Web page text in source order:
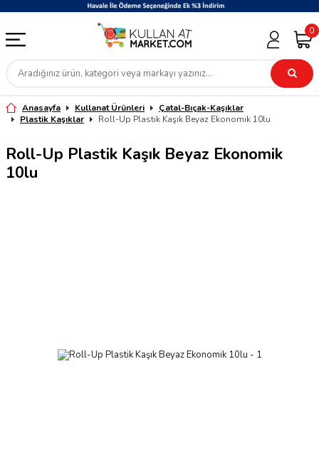
0
Anasayfa Kullanat Ürünleri
Çatal-Bıçak-Kaşıklar
Plastik Kaşıklar
Roll-Up Plastik Kaşık Beyaz Ekonomik 10lu
Roll-Up Plastik Kaşık Beyaz Ekonomik
10lu